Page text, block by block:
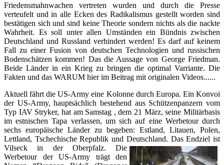
Friedensmahnwachen vertreten wurden und durch die Presse
verteufelt und in alle Ecken des Radikalismus gestellt worden sind
bestätigen sich und sind keine Theorie sondern nichts als die nackte
Wahrheit. Es soll unter allen Umständen ein Bündnis zwischen
Deutschland und Russland verhindert werden! Es darf auf keinem
Fall zu einer Fusion von deutschen Technologien und russischen
Bodenschätzen kommen! Das die Aussage von George Friedman.
Beide Länder in ein Krieg zu bringen die optimal Varriante. Die
Fakten und das WARUM hier im Beitrag mit originalen Videos......
Aktuell fährt die US-Army eine Kolonne durch Europa. Ein Konvoi
der US-Army, hauptsächlich bestehend aus Schützenpanzern vom
Typ IAV Stryker, hat am Samstag , dem 21 März, seine Militärbasis
im estnischen Tapa verlassen, um sich auf eine Werbetour durch
sechs europäische Länder zu begeben: Estland, Litauen, Polen,
Lettland, Tschechische Republik und Deutschland. Das Endziel ist
Vilseck in der Oberpfalz. Die
Werbetour der US-Army trägt den